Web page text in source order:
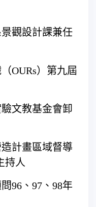
觀設計課兼任
OURs）第九屆
文教基金會卸
計畫區域督導
持人
96、97、98年